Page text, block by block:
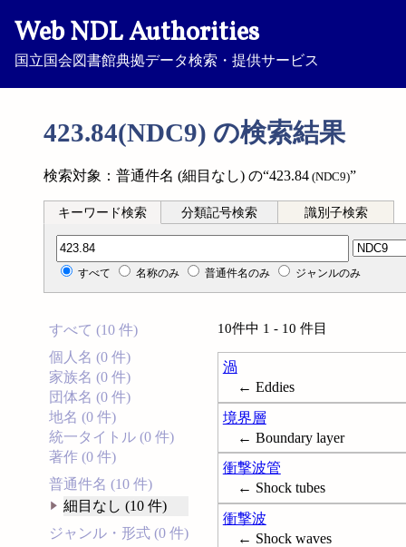
Web NDL Authorities
国立国会図書館典拠データ検索・提供サービス
423.84(NDC9) の検索結果
検索対象：普通件名 (細目なし) の“423.84 (NDC9)”
キーワード検索 分類記号検索 識別子検索
分類記号検索
すべて 名称のみ 普通件名のみ ジャンルのみ
すべて (10 件)
個人名 (0 件)
家族名 (0 件)
団体名 (0 件)
地名 (0 件)
統一タイトル (0 件)
著作 (0 件)
普通件名 (10 件)
細目なし (10 件)
ジャンル・形式 (0 件)
10件中 1 - 10 件目
渦
← Eddies
境界層
← Boundary layer
衝撃波管
← Shock tubes
衝撃波
← Shock waves